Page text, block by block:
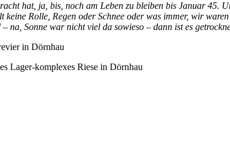
hat, ja, bis, noch am Leben zu bleiben bis Januar
Rolle, Regen oder Schnee oder was immer, wir
na, Sonne war nicht viel da sowieso – dann ist es
in Dörnhau
Lager-komplexes Riese in Dörnhau